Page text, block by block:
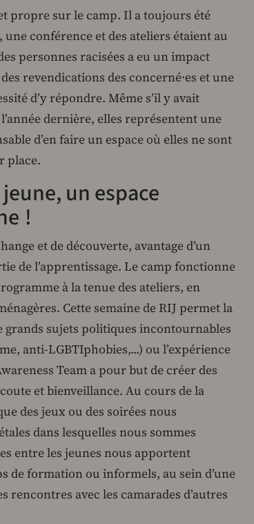
propre sur le camp. Il a toujours été
conférence et des ateliers étaient au
personnes racisées a eu un impact
revendications des concerné·es et une
d’y répondre. Même s’il y avait
dernière, elles représentent une
d’en faire un espace où elles ne sont
place.
un espace
!
et de découverte, avantage d’un
de l’apprentissage. Le camp fonctionne
à la tenue des ateliers, en
Cette semaine de RIJ permet la
grands sujets politiques incontournables
anti-LGBTIphobies,...) ou l’expérience
Team a pour but de créer des
et bienveillance. Au cours de la
des jeux ou des soirées nous
dans lesquelles nous sommes
entre les jeunes nous apportent
de formation ou informels, au sein d’une
rencontres avec les camarades d’autres